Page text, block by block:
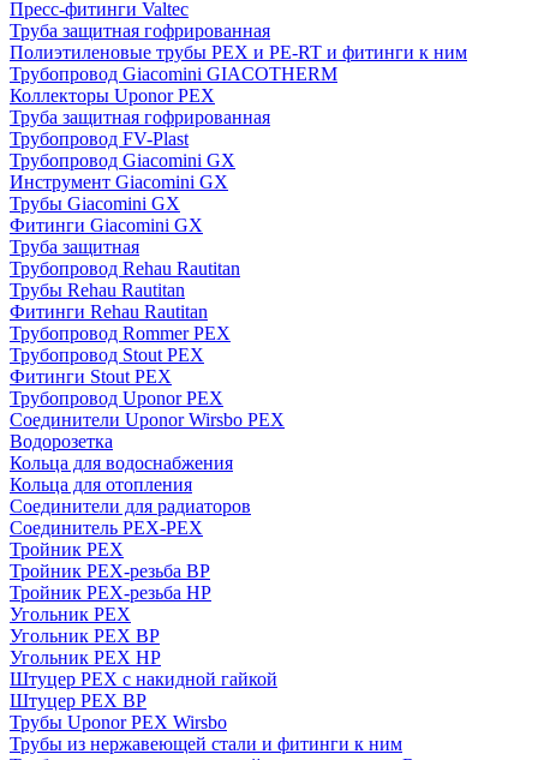
Пресс-фитинги Valtec
Труба защитная гофрированная
Полиэтиленовые трубы PEX и PE-RT и фитинги к ним
Трубопровод Giacomini GIACOTHERM
Коллекторы Uponor PEX
Труба защитная гофрированная
Трубопровод FV-Plast
Трубопровод Giacomini GX
Инструмент Giacomini GX
Трубы Giacomini GX
Фитинги Giacomini GX
Труба защитная
Трубопровод Rehau Rautitan
Трубы Rehau Rautitan
Фитинги Rehau Rautitan
Трубопровод Rommer PEX
Трубопровод Stout PEX
Фитинги Stout PEX
Трубопровод Uponor PEX
Соединители Uponor Wirsbo PEX
Водорозетка
Кольца для водоснабжения
Кольца для отопления
Соединители для радиаторов
Соединитель PEX-PEX
Тройник PEX
Тройник PEX-резьба ВР
Тройник PEX-резьба НР
Угольник PEX
Угольник PEX ВР
Угольник PEX НР
Штуцер PEX c накидной гайкой
Штуцер PEX ВР
Трубы Uponor PEX Wirsbo
Трубы из нержавеющей стали и фитинги к ним